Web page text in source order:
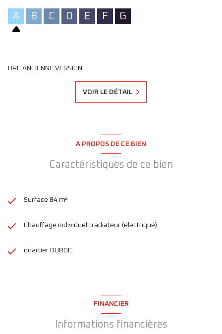
A B C D E F G
DPE ANCIENNE VERSION
VOIR LE DÉTAIL
A PROPOS DE CE BIEN
Caractéristiques de ce bien
Surface 84 m²
Chauffage individuel : radiateur (electrique)
quartier DUROC
FINANCIER
Informations financières